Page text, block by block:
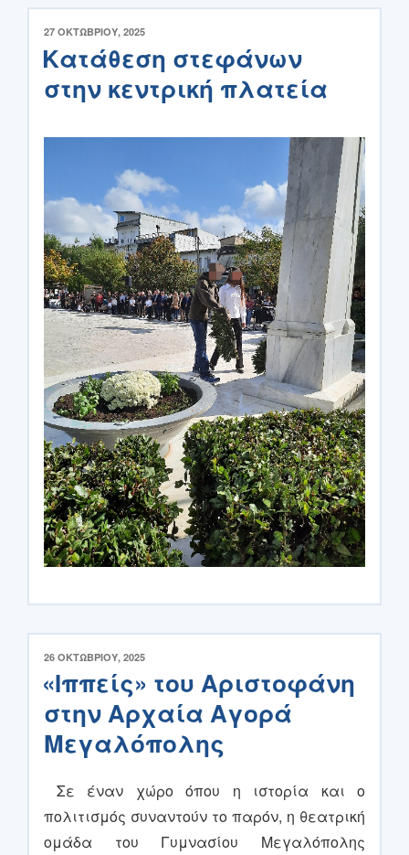
ΔΗΜΟΣΙΕΎΤΗΚΕ
ΣΤΙΣ
27 ΟΚΤΩΒΡΊΟΥ, 2025
Κατάθεση στεφάνων
στην κεντρική πλατεία
ΔΗΜΟΣΙΕΎΤΗΚΕ
ΣΤΙΣ
26 ΟΚΤΩΒΡΊΟΥ, 2025
«Ιππείς» του Αριστοφάνη
στην Αρχαία Αγορά
Μεγαλόπολης
Σε έναν χώρο όπου η ιστορία και ο
πολιτισμός συναντούν το παρόν, η θεατρική
ομάδα του Γυμνασίου Μεγαλόπολης